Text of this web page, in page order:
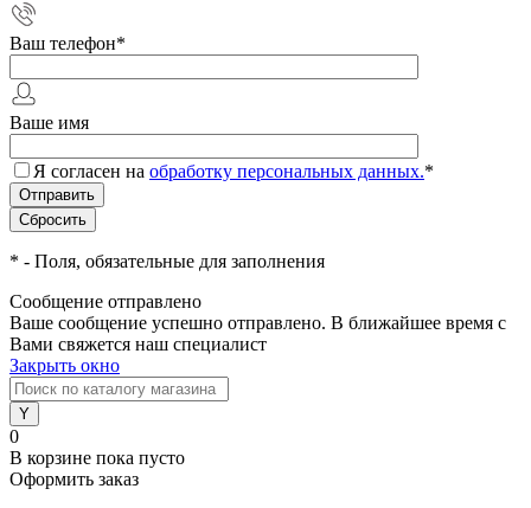
Ваш телефон*
Ваше имя
Я согласен на обработку персональных данных.*
* - Поля, обязательные для заполнения
Сообщение отправлено
Ваше сообщение успешно отправлено. В ближайшее время с
Вами свяжется наш специалист
Закрыть окно
0
В корзине пока пусто
Оформить заказ